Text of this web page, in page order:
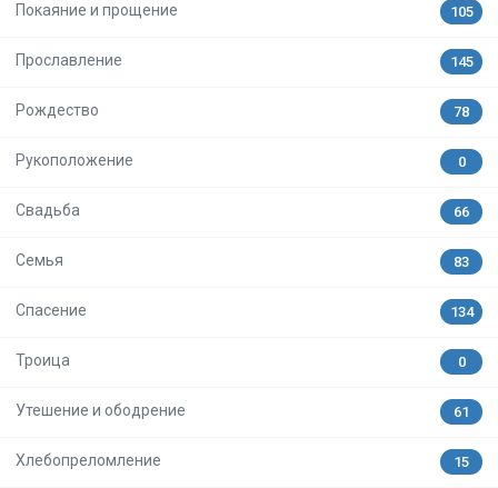
Покаяние и прощение 105
Прославление 145
Рождество 78
Рукоположение 0
Свадьба 66
Семья 83
Спасение 134
Троица 0
Утешение и ободрение 61
Хлебопреломление 15